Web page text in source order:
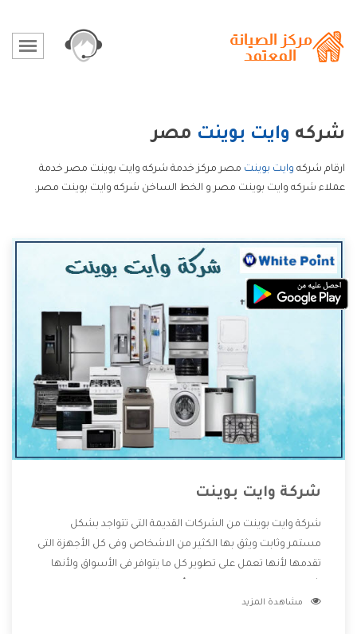
شركه وايت بوينت مصر
ارقام شركه وايت بوينت مصر مركز خدمة شركه وايت بوينت مصر خدمة
عملاء شركه وايت بوينت مصر و الخط الساخن شركه وايت بوينت مصر.
شركة وايت بوينت
شركة وايت بوينت من الشركات القديمة التى تتواجد بشكل
مستمر وثابت ويثق بها الكثير من الاشخاص وفى كل الأجهزة التى
تقدمها لأنها تعمل على تطوير كل ما يتوافر فى الأسواق ولأنها
المنتجات وتقدم للعملاء أقوى العروض والخصومات التى تسهل
مشاهدة المزيد